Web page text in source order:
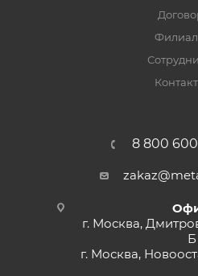
8 800
г. Москва,
Б
г. Москва,